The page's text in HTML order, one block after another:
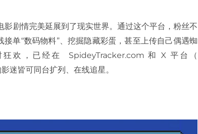
剧情完美延展到了现实世界。通过这个平台，粉丝不
单“数码物料”、挖掘隐藏彩蛋，甚至上传自己偶遇蜘
欢，已经在 SpideyTracker.com 和 X 平台（
迷皆可同台扩列、在线追星。